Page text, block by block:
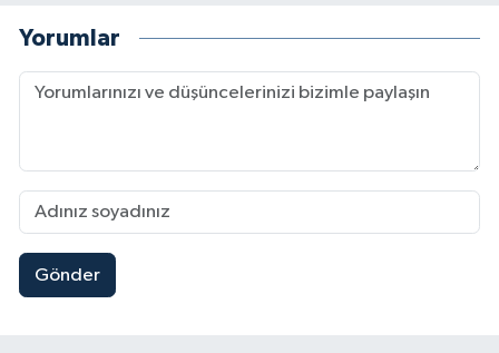
Yorumlar
Gönder